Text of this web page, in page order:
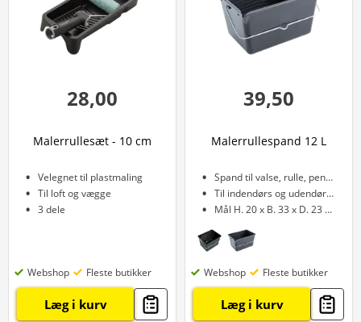
28,00
Malerrullesæt - 10 cm
Velegnet til plastmaling
Til loft og vægge
3 dele
Webshop Fleste butikker
Læg i kurv
39,50
Malerrullespand 12 L
Spand til valse, rulle, pensel
Til indendørs og udendørs brug
Mål H. 20 x B. 33 x D. 23 cm
Webshop Fleste butikker
Læg i kurv